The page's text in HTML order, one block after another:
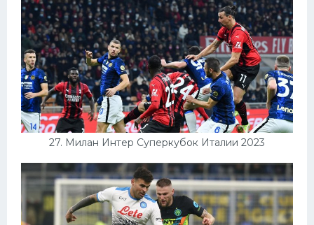
27. Милан Интер Суперкубок Италии 2023